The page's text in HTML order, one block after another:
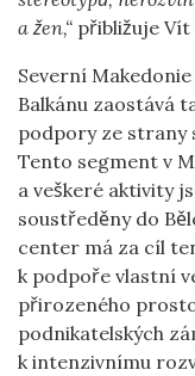
a žen,“ přibližuje Vít
Severní
Balkánu zaostává
podpory ze strany
Tento segment v
a veškeré aktivity
soustředěny do
center má za cíl
k podpoře vlastní
přirozeného
podnikatelských
k intenzivnímu